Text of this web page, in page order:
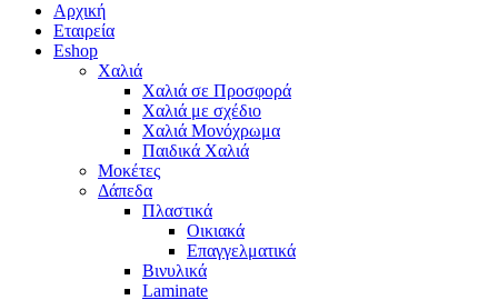
Αρχική
Εταιρεία
Eshop
Χαλιά
Χαλιά σε Προσφορά
Χαλιά με σχέδιο
Χαλιά Μονόχρωμα
Παιδικά Χαλιά
Μοκέτες
Δάπεδα
Πλαστικά
Οικιακά
Επαγγελματικά
Βινυλικά
Laminate